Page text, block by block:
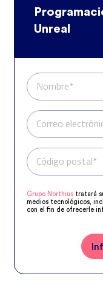
Unreal
Nombre*
Correo
Código postal*
Grupo Northius tratará
medios tecnológicos,
con el fin de ofrecerle
correspondiente.
Grupo
hacerle llegar la mejor
petición. Quedan
Privacidad.